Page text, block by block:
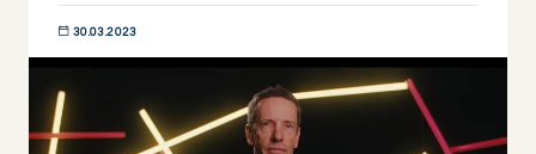
30.03.2023